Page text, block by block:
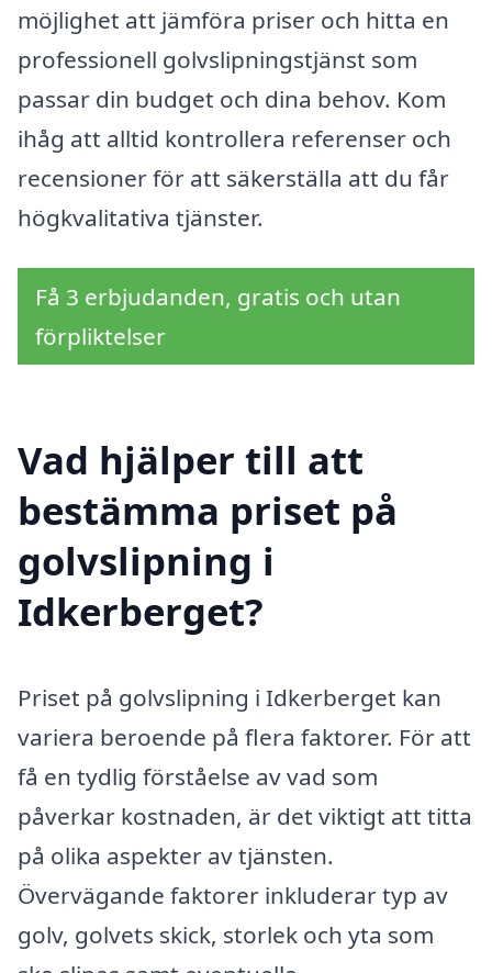
möjlighet att jämföra priser och hitta en
professionell golvslipningstjänst som
passar din budget och dina behov. Kom
ihåg att alltid kontrollera referenser och
recensioner för att säkerställa att du får
högkvalitativa tjänster.
Få 3 erbjudanden, gratis och utan
förpliktelser
Vad hjälper till att
bestämma priset på
golvslipning i
Idkerberget?
Priset på golvslipning i Idkerberget kan
variera beroende på flera faktorer. För att
få en tydlig förståelse av vad som
påverkar kostnaden, är det viktigt att titta
på olika aspekter av tjänsten.
Övervägande faktorer inkluderar typ av
golv, golvets skick, storlek och yta som